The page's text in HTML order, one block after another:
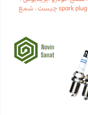
spark plug چیست ،شمع